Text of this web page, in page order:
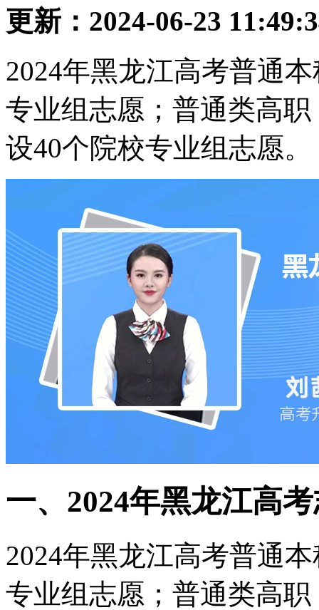
更新：2024-06-23
2024年黑龙江高考普通
专业组志愿；普通类高
设40个院校专业组志愿。
一、2024年黑龙江高
2024年黑龙江高考普通
专业组志愿；普通类高